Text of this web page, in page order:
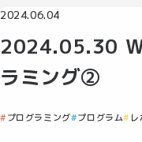
2024.06.04
2024.05.30
ラミング➁
プログラミング プログラム